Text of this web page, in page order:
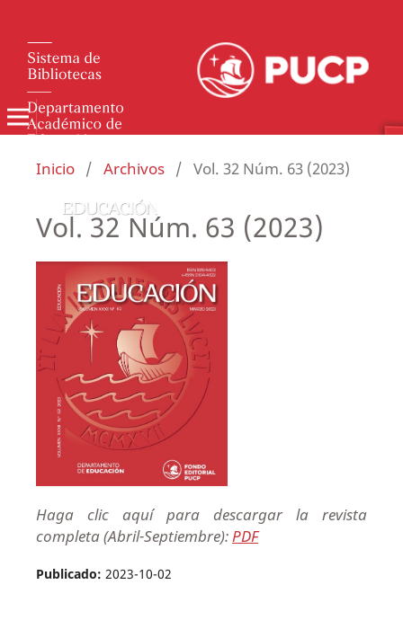
Inicio / Archivos / Vol. 32 Núm. 63 (2023)
Vol. 32 Núm. 63 (2023)
Haga clic aquí para descargar la revista
completa (Abril-Septiembre):PDF
Publicado: 2023-10-02